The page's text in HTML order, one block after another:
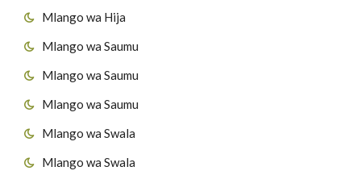
Mlango wa Hija
Mlango wa Saumu
Mlango wa Saumu
Mlango wa Saumu
Mlango wa Swala
Mlango wa Swala